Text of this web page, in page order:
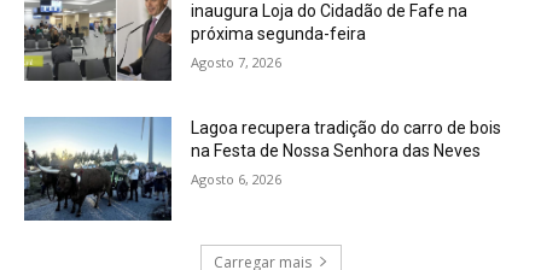
inaugura Loja do Cidadão de Fafe na
próxima segunda-feira
Agosto 7, 2026
Lagoa recupera tradição do carro de bois
na Festa de Nossa Senhora das Neves
Agosto 6, 2026
Carregar mais